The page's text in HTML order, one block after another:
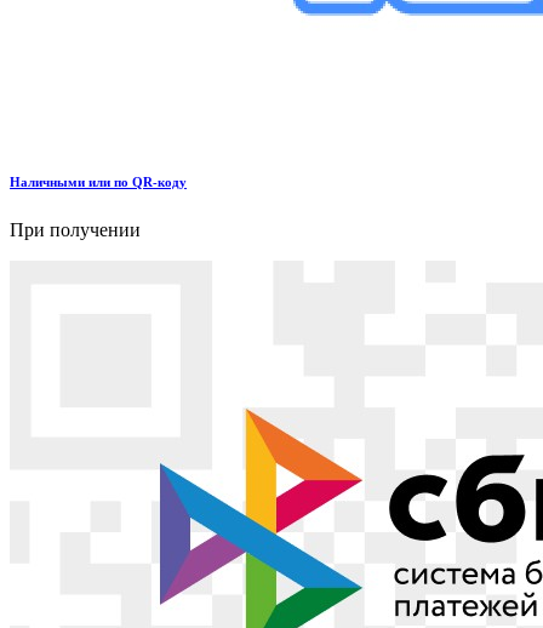
Наличными или по QR-коду
При получении